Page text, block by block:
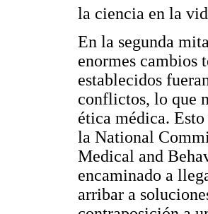
la ciencia en la
En la segunda
enormes
establecidos
conflictos, lo que
ética médica.
la National
Medical and
encaminado a
arribar a